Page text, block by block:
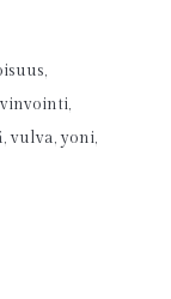
,
,
,vulva,yoni,